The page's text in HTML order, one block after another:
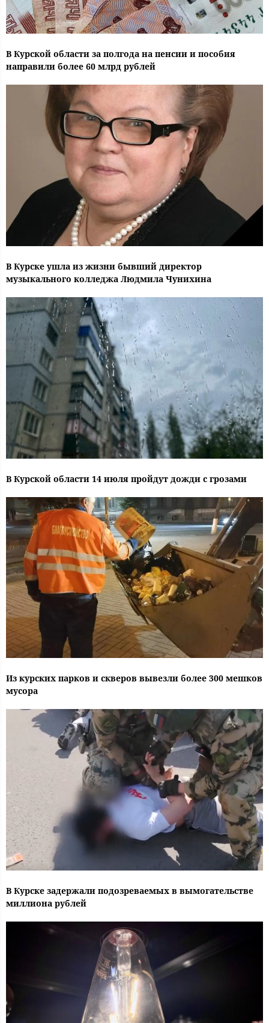
В Курской области за полгода на пенсии и пособия
направили более 60 млрд рублей
В Курске ушла из жизни бывший директор
музыкального колледжа Людмила Чунихина
В Курской области 14 июля пройдут дожди с грозами
Из курских парков и скверов вывезли более 300 мешков
мусора
В Курске задержали подозреваемых в вымогательстве
миллиона рублей